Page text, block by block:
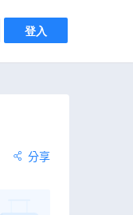
登入
分享